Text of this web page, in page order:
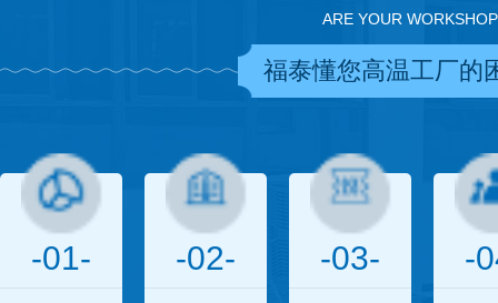
ARE YOUR
福泰懂您高温工厂的
-01- -02- -03- -